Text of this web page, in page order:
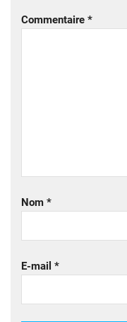
Commentaire *
Nom *
E-mail *